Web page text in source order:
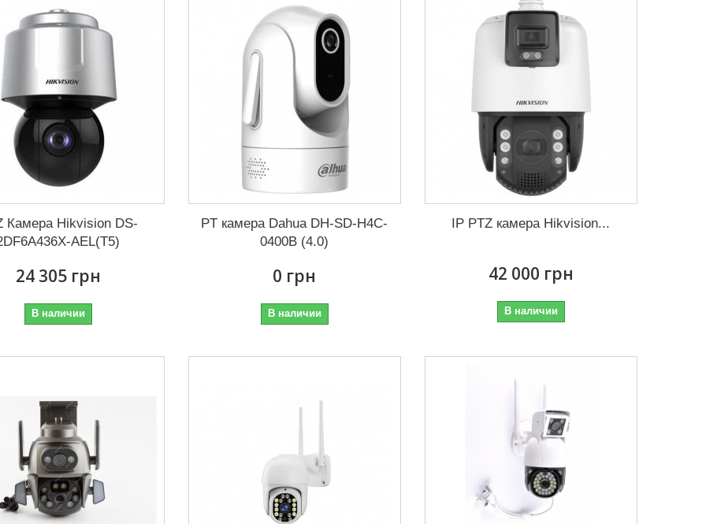
Камера Hikvision DS-
AEL(T5)
24 305 грн
В наличии
PT камера Dahua DH-SD-H4C-
0400B (4.0)
0 грн
В наличии
IP PTZ камера Hikvision...
42 000 грн
В наличии